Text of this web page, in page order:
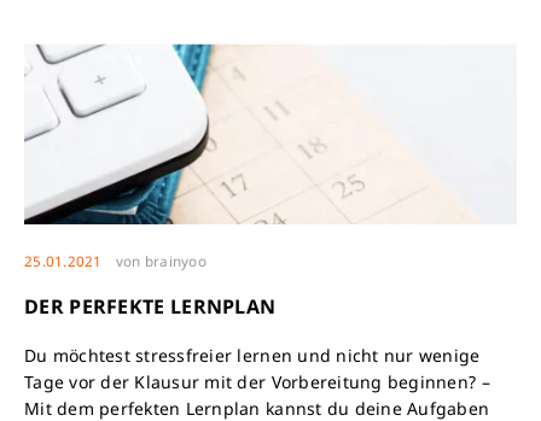
25.01.2021 von brainyoo
DER PERFEKTE LERNPLAN
Du möchtest stressfreier lernen und nicht nur wenige
Tage vor der Klausur mit der Vorbereitung beginnen? –
Mit dem perfekten Lernplan kannst du deine Aufgaben